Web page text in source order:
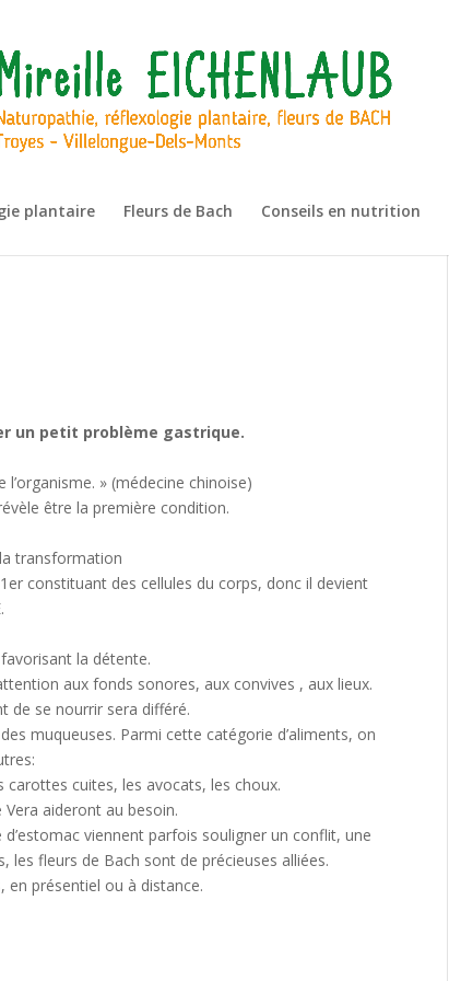
plantaire Fleurs de Bach Conseils en nutrition
un petit problème gastrique.
» (médecine chinoise)
être la première condition.
transformation
constituant des cellules du corps, donc il devient
la détente.
aux fonds sonores, aux convives , aux lieux.
de se nourrir sera différé.
muqueuses. Parmi cette catégorie d’aliments, on
carottes cuites, les avocats, les choux.
Vera aideront au besoin.
viennent parfois souligner un conflit, une
les fleurs de Bach sont de précieuses alliées.
en présentiel ou à distance.